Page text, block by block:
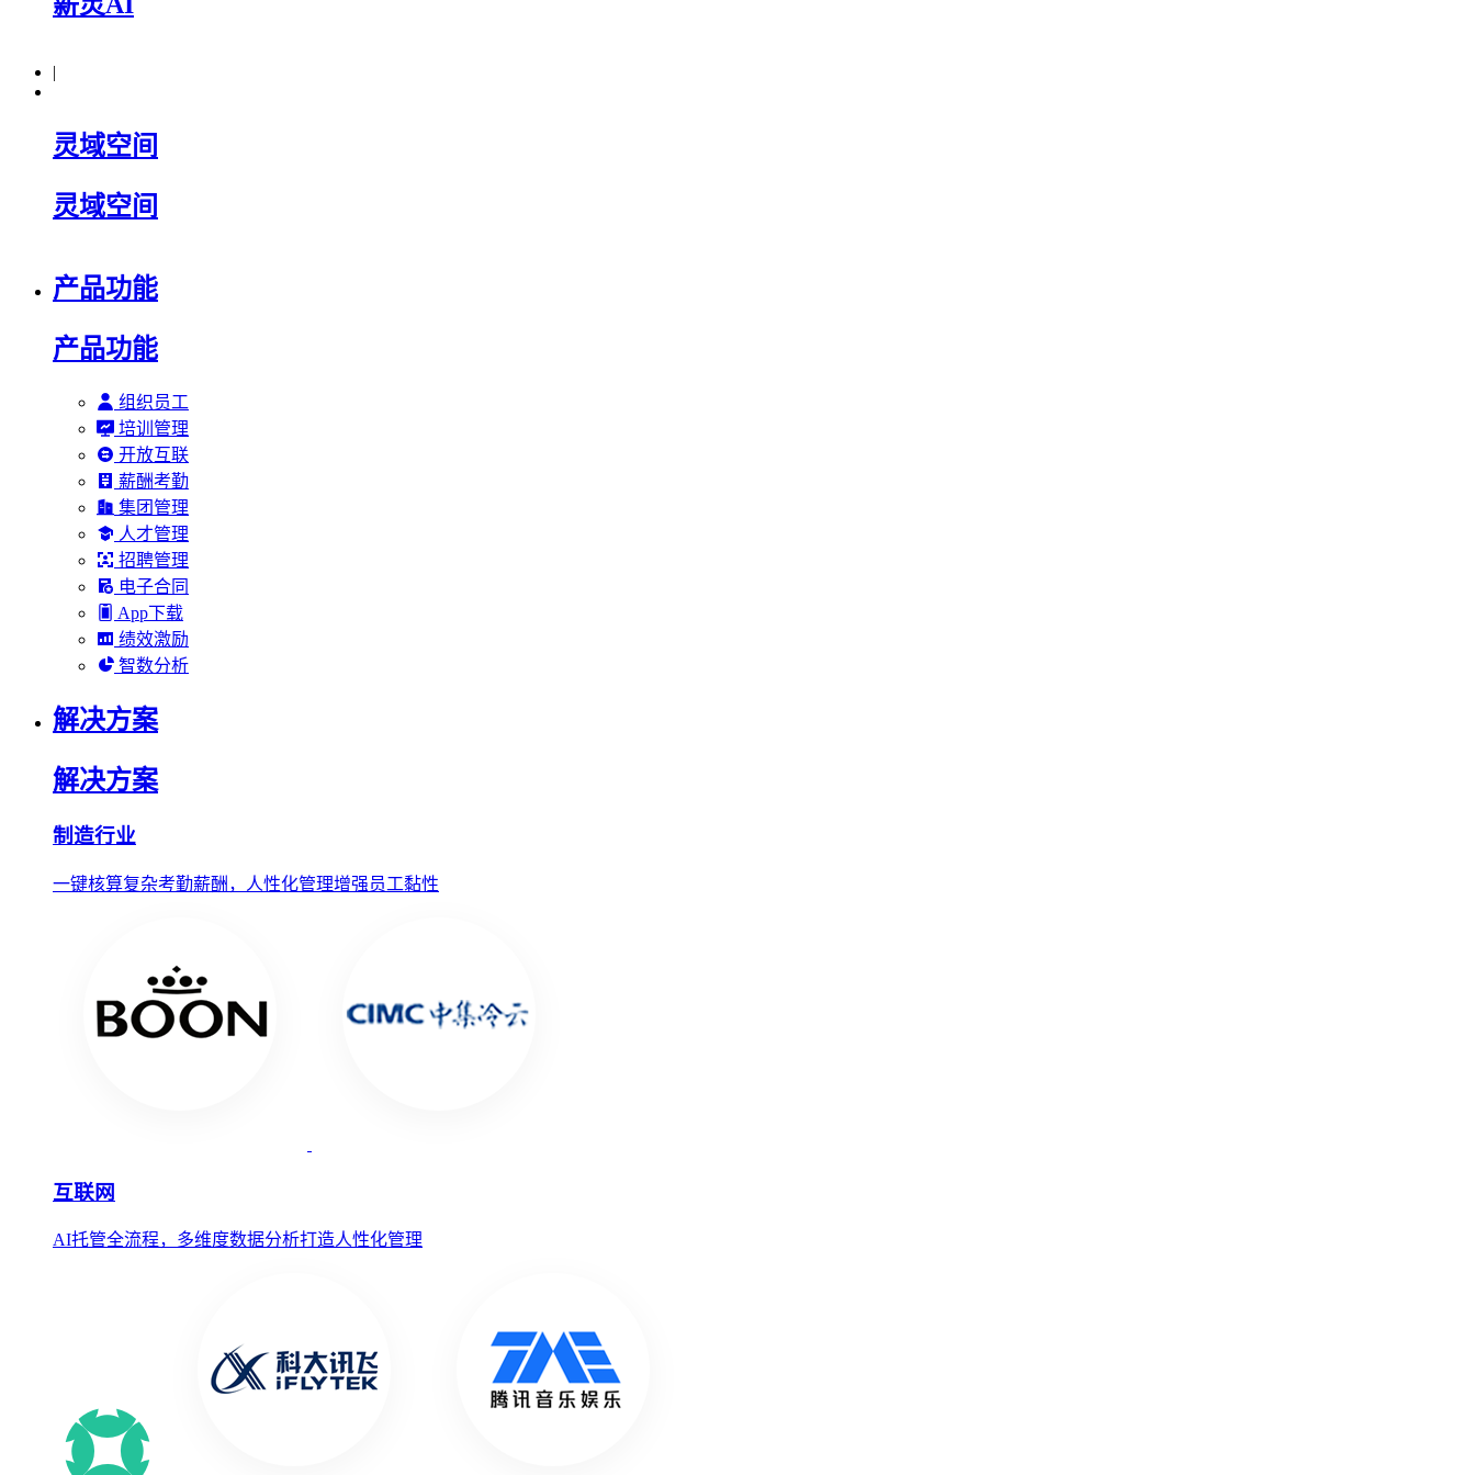
|
灵域空间
灵域空间
产品功能
产品功能
组织员工
培训管理
开放互联
薪酬考勤
集团管理
人才管理
招聘管理
电子合同
App下载
绩效激励
智数分析
解决方案
解决方案
制造行业
一键核算复杂考勤薪酬，人性化管理增强员工黏性
互联网
AI托管全流程，多维度数据分析打造人性化管理